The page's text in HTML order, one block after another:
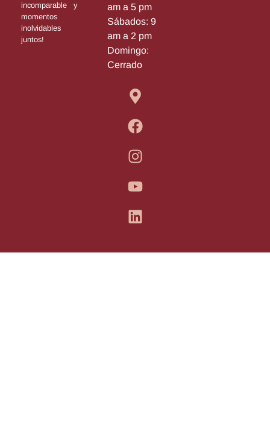
incomparable y
momentos
inolvidables
juntos!
am a 5 pm
Sábados: 9
am a 2 pm
Domingo:
Cerrado